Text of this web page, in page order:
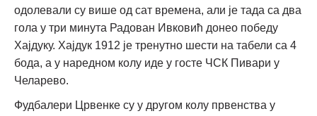
одолевали су више од сат времена, али је тада са два
гола у три минута Радован Ивковић донео победу
Хајдуку. Хајдук 1912 је тренутно шести на табели са 4
бода, а у наредном колу иде у госте ЧСК Пивари у
Челарево.
Фудбалери Црвенке су у другом колу првенства у